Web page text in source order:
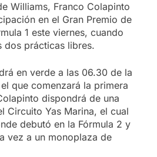
Williams, Franco Colapinto
en el Gran Premio de
1 este viernes, cuando
dos prácticas libres.
en verde a las 06.30 de la
que comenzará la primera
dispondrá de una
Circuito Yas Marina, el cual
debutó en la Fórmula 2 y
vez a un monoplaza de